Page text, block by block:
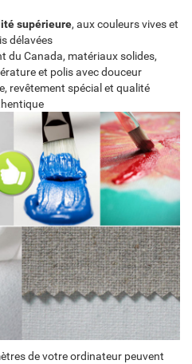
supérieure, aux couleurs vives et
délavées
du Canada, matériaux solides,
et polis avec douceur
revêtement spécial et qualité
de votre ordinateur peuvent